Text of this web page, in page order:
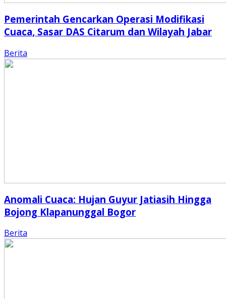
Pemerintah Gencarkan Operasi Modifikasi
Cuaca, Sasar DAS Citarum dan Wilayah Jabar
Berita
Anomali Cuaca: Hujan Guyur Jatiasih Hingga
Bojong Klapanunggal Bogor
Berita